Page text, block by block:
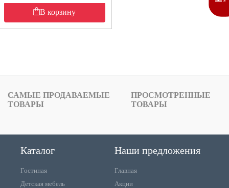
В корзину
САМЫЕ ПРОДАВАЕМЫЕ
ТОВАРЫ
ПРОСМОТРЕННЫЕ
ТОВАРЫ
Каталог
Гостиная
Детская мебель
Наши предложения
Главная
Акции